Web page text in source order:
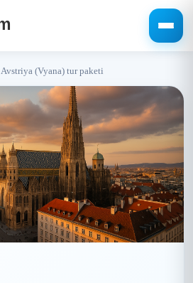
Avstriya (Vyana) tur paketi